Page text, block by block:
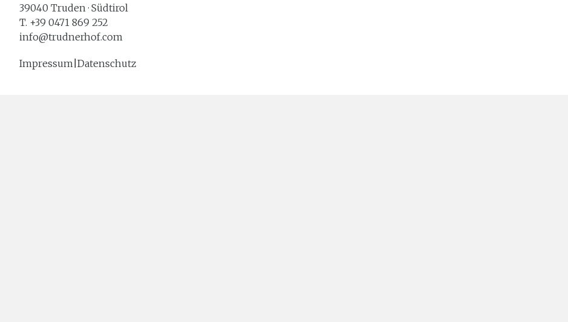
39040 Truden · Südtirol
T. +39 0471 869 252
info@trudnerhof.com
Impressum Datenschutz